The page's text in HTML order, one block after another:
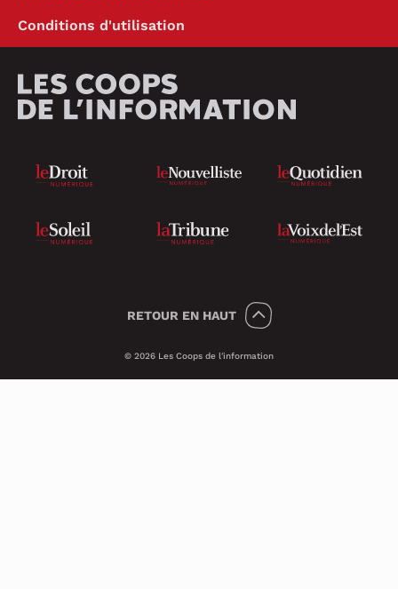
Conditions d'utilisation
RETOUR EN HAUT
© 2026 Les Coops de l'information